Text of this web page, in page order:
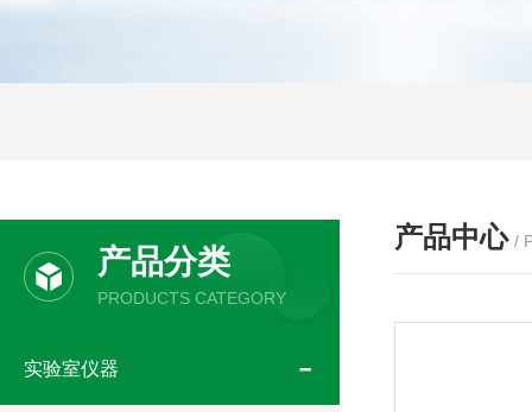
产品中心 /
产品分类
PRODUCTS CATEGORY
实验室仪器